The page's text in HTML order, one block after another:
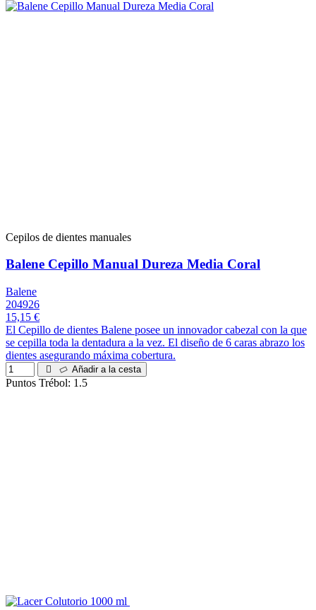
Cepilos de dientes manuales
Balene Cepillo Manual Dureza Media Coral
Balene
204926
15,15 €
El Cepillo de dientes Balene posee un innovador cabezal con la que
se cepilla toda la dentadura a la vez. El diseño de 6 caras abrazo los
dientes asegurando máxima cobertura.
Añadir a la cesta
Puntos Trébol: 1.5